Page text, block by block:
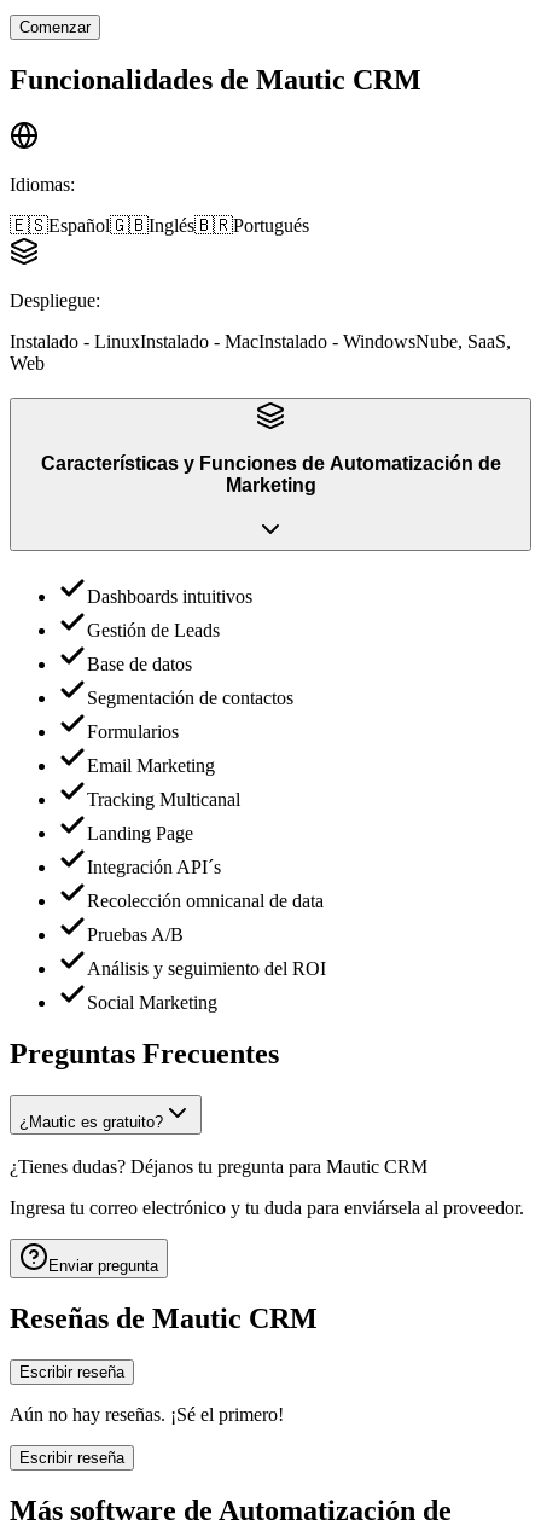
Comenzar
Funcionalidades de Mautic CRM
Idiomas:
🇪🇸Español🇬🇧Inglés🇧🇷Portugués
Despliegue:
Instalado - LinuxInstalado - MacInstalado - WindowsNube, SaaS,
Web
Características y Funciones de Automatización de
Marketing
Dashboards intuitivos
Gestión de Leads
Base de datos
Segmentación de contactos
Formularios
Email Marketing
Tracking Multicanal
Landing Page
Integración API´s
Recolección omnicanal de data
Pruebas A/B
Análisis y seguimiento del ROI
Social Marketing
Preguntas Frecuentes
¿Mautic es gratuito?
¿Tienes dudas? Déjanos tu pregunta para Mautic CRM
Ingresa tu correo electrónico y tu duda para enviársela al proveedor.
Enviar pregunta
Reseñas de Mautic CRM
Escribir reseña
Aún no hay reseñas. ¡Sé el primero!
Escribir reseña
Más software de Automatización de